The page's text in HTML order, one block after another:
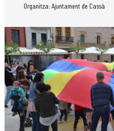
Organitza: Ajuntament de Cassà